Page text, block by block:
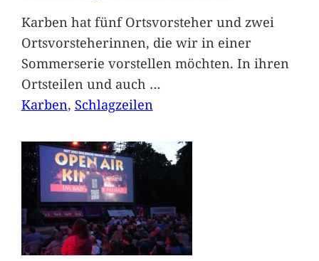
Karben hat fünf Ortsvorsteher und zwei
Ortsvorsteherinnen, die wir in einer
Sommerserie vorstellen möchten. In ihren
Ortsteilen und auch …
Karben, Schlagzeilen